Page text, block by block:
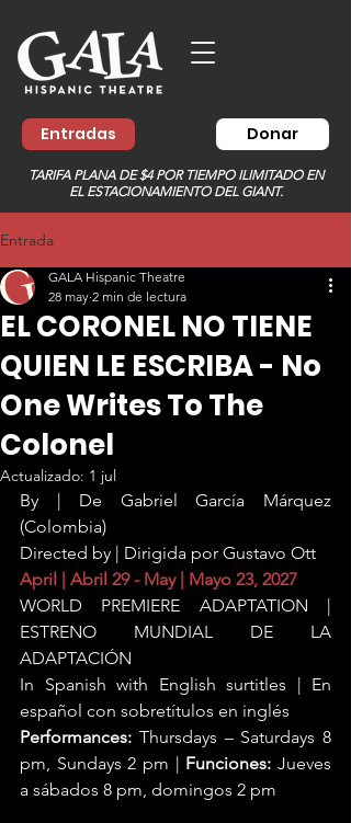
Entradas Donar
TARIFA PLANA DE $4 POR TIEMPO ILIMITADO EN
EL ESTACIONAMIENTO DEL GIANT.
Entrada
EL CORONEL NO TIENE
QUIEN LE ESCRIBA - No
One Writes To The
Colonel
GALA Hispanic Theatre
28 may 2 min de lectura
Actualizado: 1 jul
By | De Gabriel García Márquez
(Colombia)
Directed by | Dirigida por Gustavo Ott
April | Abril 29 - May | Mayo 23, 2027
WORLD PREMIERE ADAPTATION |
ESTRENO MUNDIAL DE LA
ADAPTACIÓN
In Spanish with English surtitles | En
español con sobretítulos en inglés
Performances: Thursdays – Saturdays 8
pm, Sundays 2 pm | Funciones: Jueves
a sábados 8 pm, domingos 2 pm